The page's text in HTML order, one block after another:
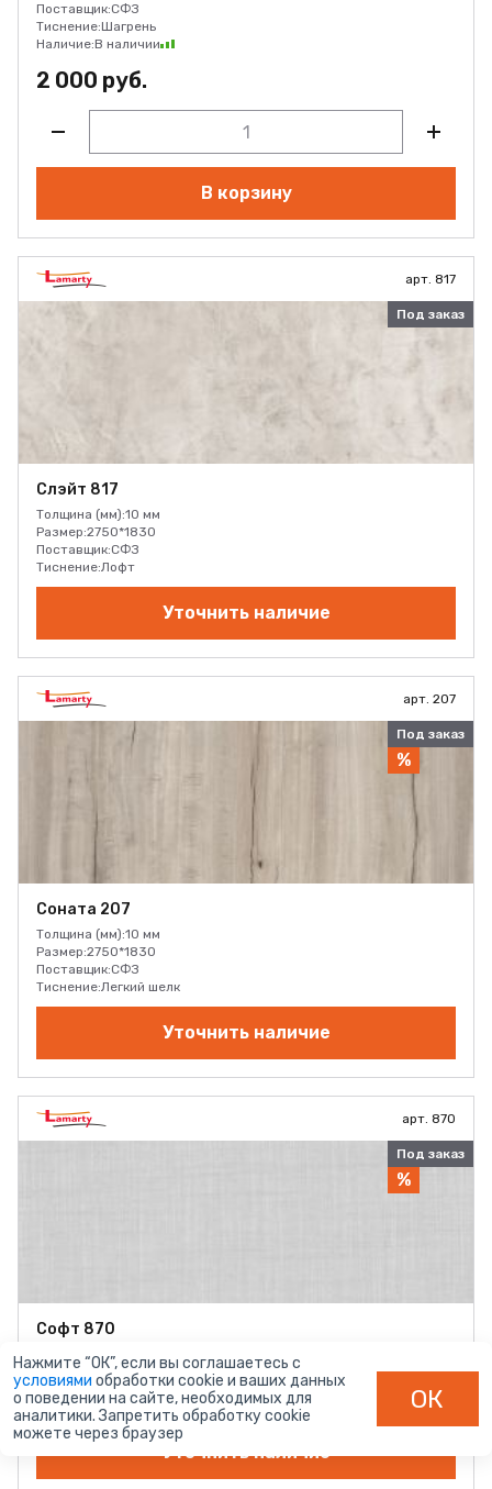
Поставщик:СФЗ
Тиснение:Шагрень
Наличие:В наличии
2 000 руб.
В корзину
арт. 817
Под заказ
Слэйт 817
Толщина (мм):10 мм
Размер:2750*1830
Поставщик:СФЗ
Тиснение:Лофт
Уточнить наличие
арт. 207
Под заказ
%
Соната 207
Толщина (мм):10 мм
Размер:2750*1830
Поставщик:СФЗ
Тиснение:Легкий шелк
Уточнить наличие
арт. 870
Под заказ
%
Софт 870
Толщина (мм):
Размер:
2750*1830
Поставщик:СФЗ
Тиснение:Классическое матовое
Уточнить наличие
Нажмите “ОК”, если вы соглашаетесь с
условиями обработки cookie и ваших данных
о поведении на сайте, необходимых для
аналитики. Запретить обработку cookie
можете через браузер
ОК